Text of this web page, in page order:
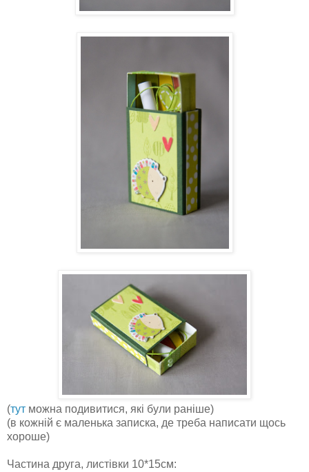
(тут можна подивитися, які були раніше)
(в кожній є маленька записка, де треба написати щось
хороше)
Частина друга, листівки 10*15см: